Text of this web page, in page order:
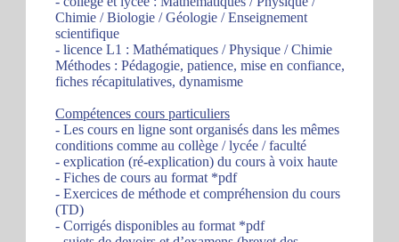
Chimie / Biologie / Géologie / Enseignement
scientifique
- licence L1 : Mathématiques / Physique / Chimie
Méthodes : Pédagogie, patience, mise en confiance,
fiches récapitulatives, dynamisme
Compétences cours particuliers
- Les cours en ligne sont organisés dans les mêmes
conditions comme au collège / lycée / faculté
- explication (ré-explication) du cours à voix haute
- Fiches de cours au format *pdf
- Exercices de méthode et compréhension du cours
(TD)
- Corrigés disponibles au format *pdf